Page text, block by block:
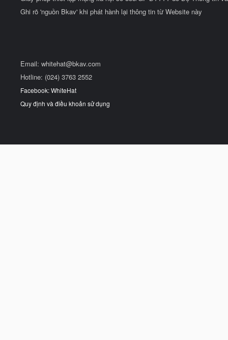
Ghi rõ 'nguồn Bkav' khi phát hành lại thông tin từ Website này
Email: whitehat@bkav.com
Hotline: (024) 3763 2552
Facebook: WhiteHat
Quy định và điều khoản sử dụng